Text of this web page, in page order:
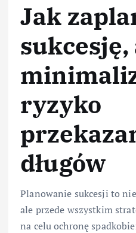
Jak
sukcesję,
ryzyko
długów
Planowanie sukcesji to
ale przede wszystkim
na celu ochronę